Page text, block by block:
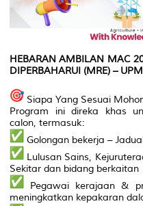
HEBARAN AMBILAN MAC
DIPERBAHARUI (MRE) –
Siapa Yang Sesuai
Program ini direka khas
calon, termasuk:
Golongan bekerja –
Lulusan Sains,
Sekitar dan bidang berkaitan
Pegawai kerajaan &
meningkatkan kepakaran